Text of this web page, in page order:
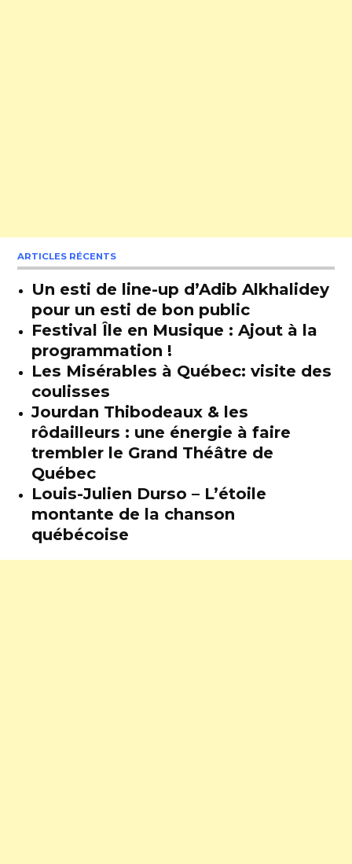
ARTICLES RÉCENTS
Un esti de line-up d’Adib Alkhalidey
pour un esti de bon public
Festival Île en Musique : Ajout à la
programmation !
Les Misérables à Québec: visite des
coulisses
Jourdan Thibodeaux & les
rôdailleurs : une énergie à faire
trembler le Grand Théâtre de
Québec
Louis-Julien Durso – L’étoile
montante de la chanson
québécoise